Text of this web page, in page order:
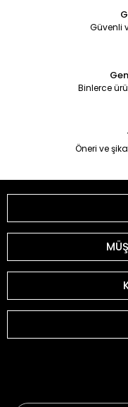
Güvenli
Binlerce
Öneri ve